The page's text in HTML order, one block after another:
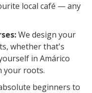
local café — any
We design your
whether that's
in Amárico
your roots.
beginners to